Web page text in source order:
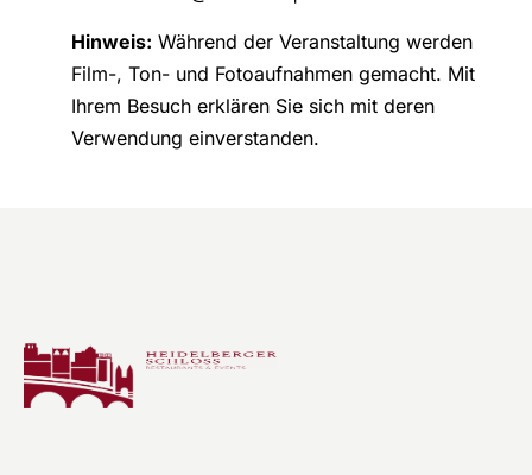
Hinweis: Während der Veranstaltung werden
Film-, Ton- und Fotoaufnahmen gemacht. Mit
Ihrem Besuch erklären Sie sich mit deren
Verwendung einverstanden.